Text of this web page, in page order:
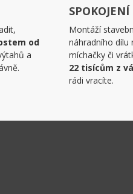
od
a
Montáží
náhradního dílu
míchačky či
22 tisícům z
rádi vracíte.